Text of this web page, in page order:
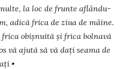
la loc de frunte aflându-
adică frica de ziua de mâine.
obișnuită și frica bolnavă
vă ajută să vă dați seama de
•